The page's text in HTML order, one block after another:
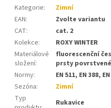
Kategorie:
Zimní
EAN:
Zvolte variantu
CAT:
cat. 2
Kolekce:
ROXY WINTER
Materiálové
složení:
fluorescenční
prsty
Normy:
EN 511, EN 388,
Sezóna:
Zimní
Typ
Rukavice